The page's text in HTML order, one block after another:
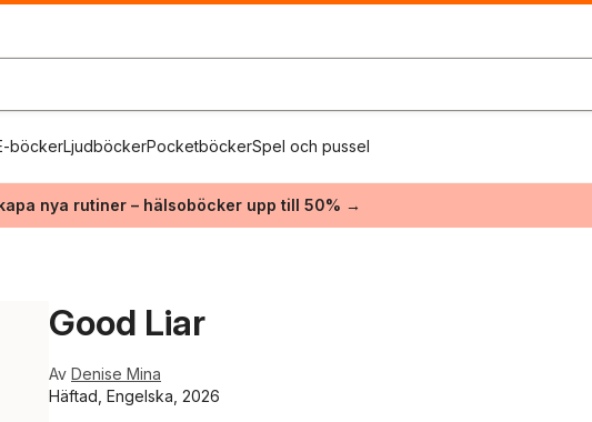
böckerLjudböckerPocketböckerSpel och pussel
nya rutiner – hälsoböcker upp till 50% →
Good Liar
Av Denise Mina
Häftad, Engelska, 2026